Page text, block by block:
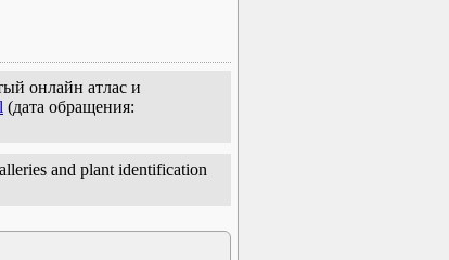
онлайн атлас и
(дата обращения:
and plant identification